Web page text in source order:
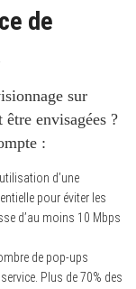
de
sur
envisagées ?
:
d’une
pour éviter les
d’au moins 10 Mbps
de pop-ups
Plus de 70% des